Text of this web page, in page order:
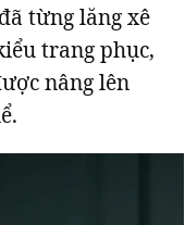
từng lăng xê
trang phục,
nâng lên